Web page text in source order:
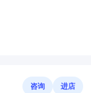
咨询 进店